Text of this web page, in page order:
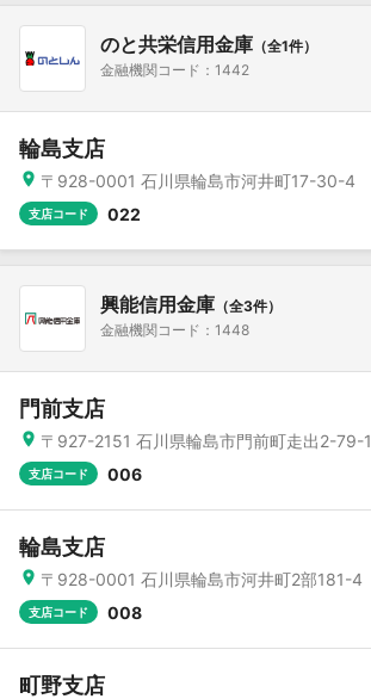
のと共栄信用金庫 （全1件）
金融機関コード：1442
輪島支店
〒928-0001 石川県輪島市河井町17-30-4
支店コード 022
興能信用金庫 （全3件）
金融機関コード：1448
門前支店
〒927-2151 石川県輪島市門前町走出2-79-1
支店コード 006
輪島支店
〒928-0001 石川県輪島市河井町2部181-4
支店コード 008
町野支店